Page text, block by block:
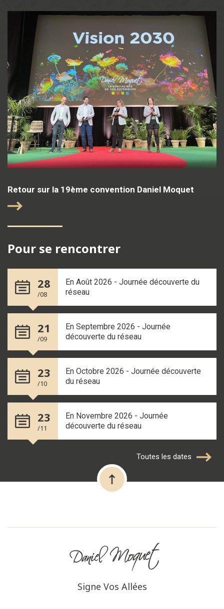
Retour sur la 19ème convention Daniel Moquet
Pour se rencontrer
28
/08
En Août 2026 - Journée découverte du
réseau
21
/09
En Septembre 2026 - Journée
découverte du réseau
23
/10
En Octobre 2026 - Journée découverte
du réseau
23
/11
En Novembre 2026 - Journée
découverte du réseau
Toutes les dates
Signe Vos Allées